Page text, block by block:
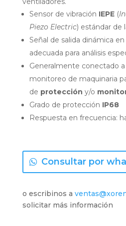
Sensor de vibración IEPE(
Piezo Electric) estándar de
Señal de salida dinámica
adecuada para análisis
Generalmente conectado
monitoreo de maquinaria
de protección y/o
Grado de protección IP68
Respuesta en frecuencia:
Consultar por
o escribinos a
solicitar más información